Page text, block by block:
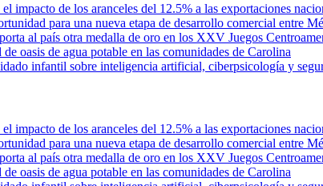
impacto de los aranceles del 12.5% a las exportaciones
para una nueva etapa de desarrollo comercial entre
al país otra medalla de oro en los XXV Juegos
oasis de agua potable en las comunidades de Carolina
infantil sobre inteligencia artificial, ciberpsicología y
impacto de los aranceles del 12.5% a las exportaciones
para una nueva etapa de desarrollo comercial entre
al país otra medalla de oro en los XXV Juegos
oasis de agua potable en las comunidades de Carolina